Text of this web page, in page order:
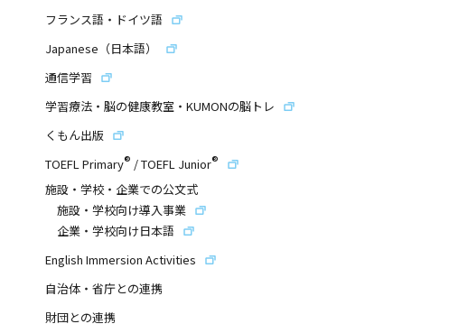
フランス語・ドイツ語
Japanese（日本語）
通信学習
学習療法・脳の健康教室・KUMONの脳トレ
くもん出版
TOEFL Primary® /TOEFL Junior®
施設・学校・企業での公文式
施設・学校向け導入事業
企業・学校向け日本語
English Immersion Activities
自治体・省庁との連携
財団との連携